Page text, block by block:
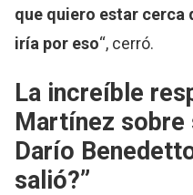
que quiero estar cerca
iría por eso“, cerró.
La increíble
Martínez sobre
Darío
salió?”